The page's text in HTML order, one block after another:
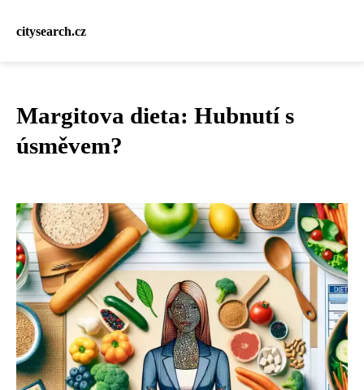
citysearch.cz
Margitova dieta: Hubnutí s
úsměvem?